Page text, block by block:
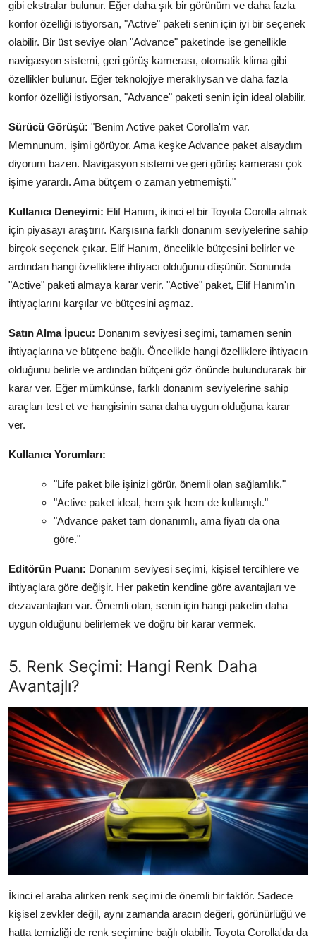
gibi ekstralar bulunur. Eğer daha şık bir görünüm ve daha fazla
konfor özelliği istiyorsan, "Active" paketi senin için iyi bir seçenek
olabilir. Bir üst seviye olan "Advance" paketinde ise genellikle
navigasyon sistemi, geri görüş kamerası, otomatik klima gibi
özellikler bulunur. Eğer teknolojiye meraklıysan ve daha fazla
konfor özelliği istiyorsan, "Advance" paketi senin için ideal olabilir.
Sürücü Görüşü: "Benim Active paket Corolla'm var.
Memnunum, işimi görüyor. Ama keşke Advance paket alsaydım
diyorum bazen. Navigasyon sistemi ve geri görüş kamerası çok
işime yarardı. Ama bütçem o zaman yetmemişti."
Kullanıcı Deneyimi: Elif Hanım, ikinci el bir Toyota Corolla almak
için piyasayı araştırır. Karşısına farklı donanım seviyelerine sahip
birçok seçenek çıkar. Elif Hanım, öncelikle bütçesini belirler ve
ardından hangi özelliklere ihtiyacı olduğunu düşünür. Sonunda
"Active" paketi almaya karar verir. "Active" paket, Elif Hanım'ın
ihtiyaçlarını karşılar ve bütçesini aşmaz.
Satın Alma İpucu: Donanım seviyesi seçimi, tamamen senin
ihtiyaçlarına ve bütçene bağlı. Öncelikle hangi özelliklere ihtiyacın
olduğunu belirle ve ardından bütçeni göz önünde bulundurarak bir
karar ver. Eğer mümkünse, farklı donanım seviyelerine sahip
araçları test et ve hangisinin sana daha uygun olduğuna karar
ver.
Kullanıcı Yorumları:
"Life paket bile işinizi görür, önemli olan sağlamlık."
"Active paket ideal, hem şık hem de kullanışlı."
"Advance paket tam donanımlı, ama fiyatı da ona
göre."
Editörün Puanı: Donanım seviyesi seçimi, kişisel tercihlere ve
ihtiyaçlara göre değişir. Her paketin kendine göre avantajları ve
dezavantajları var. Önemli olan, senin için hangi paketin daha
uygun olduğunu belirlemek ve doğru bir karar vermek.
5. Renk Seçimi: Hangi Renk Daha
Avantajlı?
İkinci el araba alırken renk seçimi de önemli bir faktör. Sadece
kişisel zevkler değil, aynı zamanda aracın değeri, görünürlüğü ve
hatta temizliği de renk seçimine bağlı olabilir. Toyota Corolla'da da